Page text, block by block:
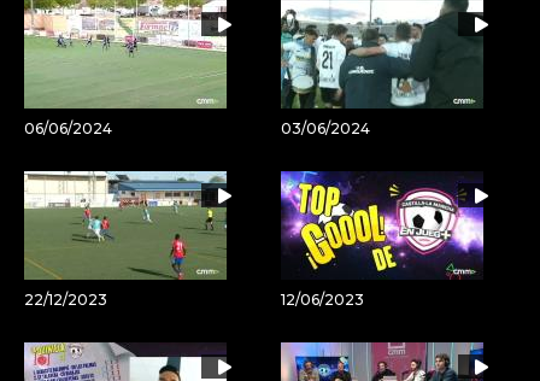
06/06/2024 03/06/2024
22/12/2023 12/06/2023